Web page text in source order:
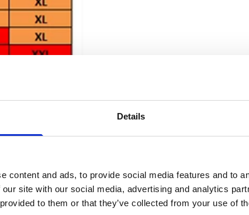
Details
content and ads, to provide social media features and to
site with our social media, advertising and analytics
to them or that they’ve collected from your use of